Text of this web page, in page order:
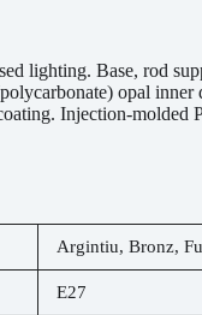
lighting. Base, rod
opal
Injection-molded
Argintiu, Bronz,
E27